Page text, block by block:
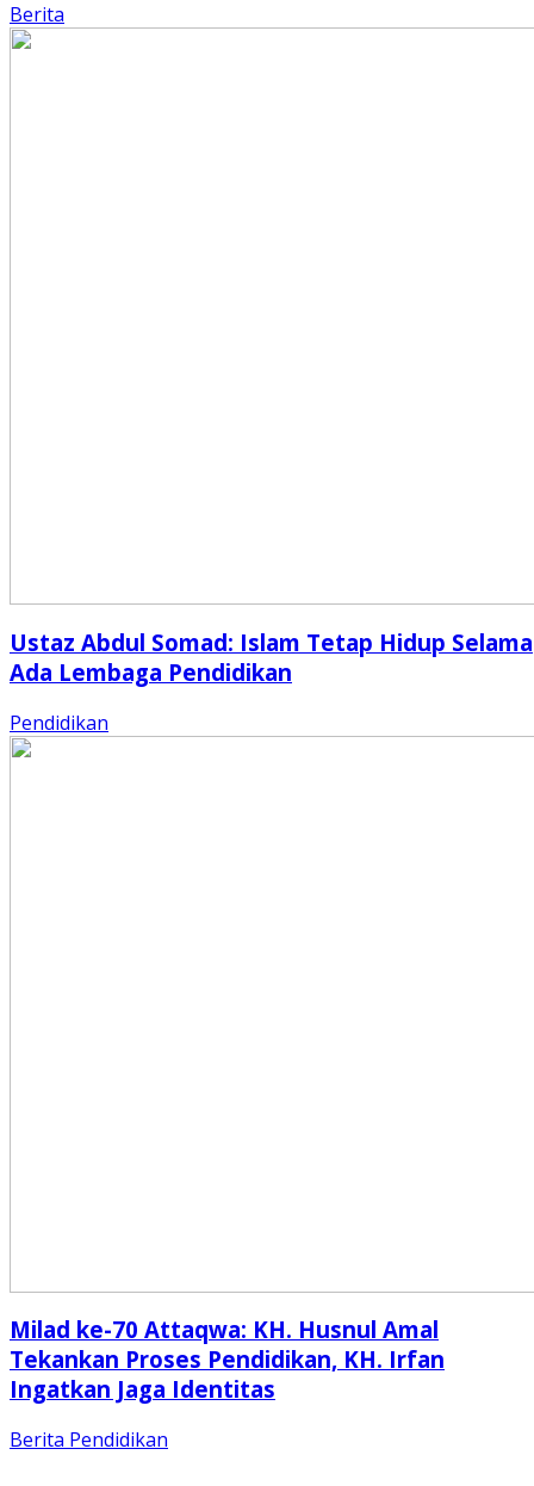
Berita
Ustaz Abdul Somad: Islam Tetap Hidup Selama
Ada Lembaga Pendidikan
Pendidikan
Milad ke-70 Attaqwa: KH. Husnul Amal
Tekankan Proses Pendidikan, KH. Irfan
Ingatkan Jaga Identitas
Berita Pendidikan